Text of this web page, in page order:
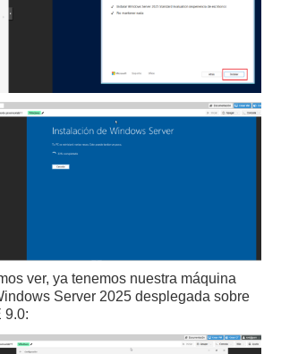
ver, ya tenemos nuestra máquina
Server 2025 desplegada sobre
9.0: